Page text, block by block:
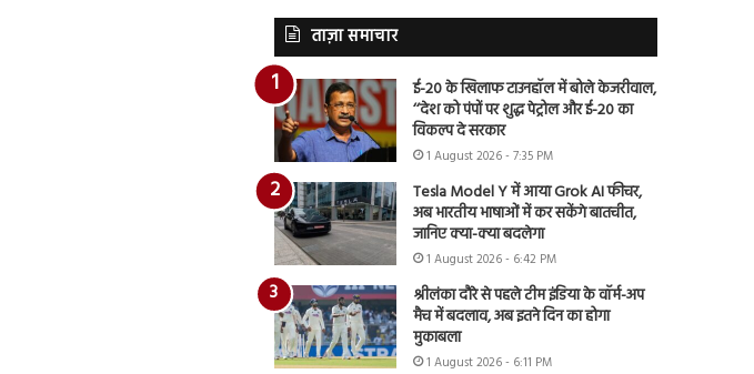
ताज़ा समाचार
ई-20 के खिलाफ टाउनहॉल में बोले केजरीवाल,
‘‘देश को पंपों पर शुद्ध पेट्रोल और ई-20 का
विकल्प दे सरकार
1 August 2026 - 7:35 PM
Tesla Model Y में आया Grok AI फीचर,
अब भारतीय भाषाओं में कर सकेंगे बातचीत,
जानिए क्या-क्या बदलेगा
1 August 2026 - 6:42 PM
श्रीलंका दौरे से पहले टीम इंडिया के वॉर्म-अप
मैच में बदलाव, अब इतने दिन का होगा
मुकाबला
1 August 2026 - 6:11 PM